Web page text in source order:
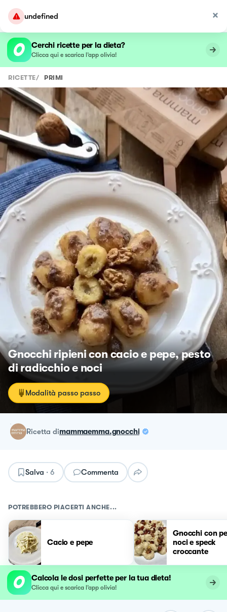
undefined
Cerchi ricette per la dieta?
Clicca qui e scarica l’app olivia!
RICETTE/ PRIMI
Gnocchi ripieni con cacio e pepe, pesto
di radicchio e noci
Modalità passo passo
ricetta dimammaemma.gnocchi
Salva · 6 Commenta
POTREBBERO PIACERTI ANCHE...
Cacio e pepe
Gnocchi con
noci e speck
croccante
Calcola le dosi perfette per la tua dieta!
Clicca qui e scarica l’app olivia!